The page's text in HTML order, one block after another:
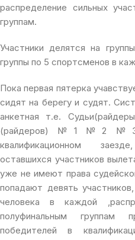
распределение сильных
группам.
Участники делятся на
группы по 5 спортсменов в
Пока первая пятерка
сидят на берегу и судят.
анкетная т.е.
(райдеров) №1 №2 №3
квалификационном
оставшихся участников
уже не имеют права
попадают девять
человека в каждой
полуфинальным группам
победителей в